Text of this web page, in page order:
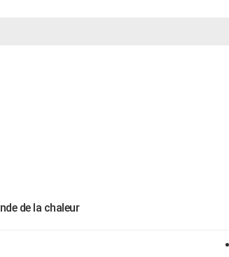
de la chaleur